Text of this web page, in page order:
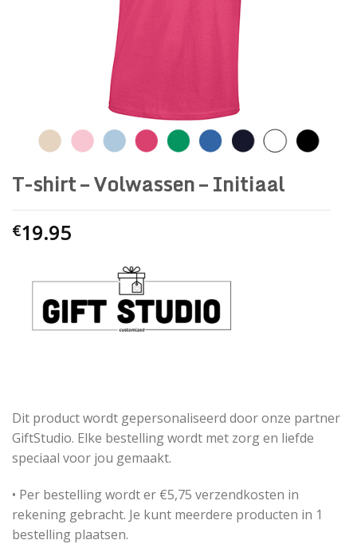
T-shirt – Volwassen – Initiaal
€19.95
Dit product wordt gepersonaliseerd door onze partner
GiftStudio. Elke bestelling wordt met zorg en liefde
speciaal voor jou gemaakt.
• Per bestelling wordt er €5,75 verzendkosten in
rekening gebracht. Je kunt meerdere producten in 1
bestelling plaatsen.